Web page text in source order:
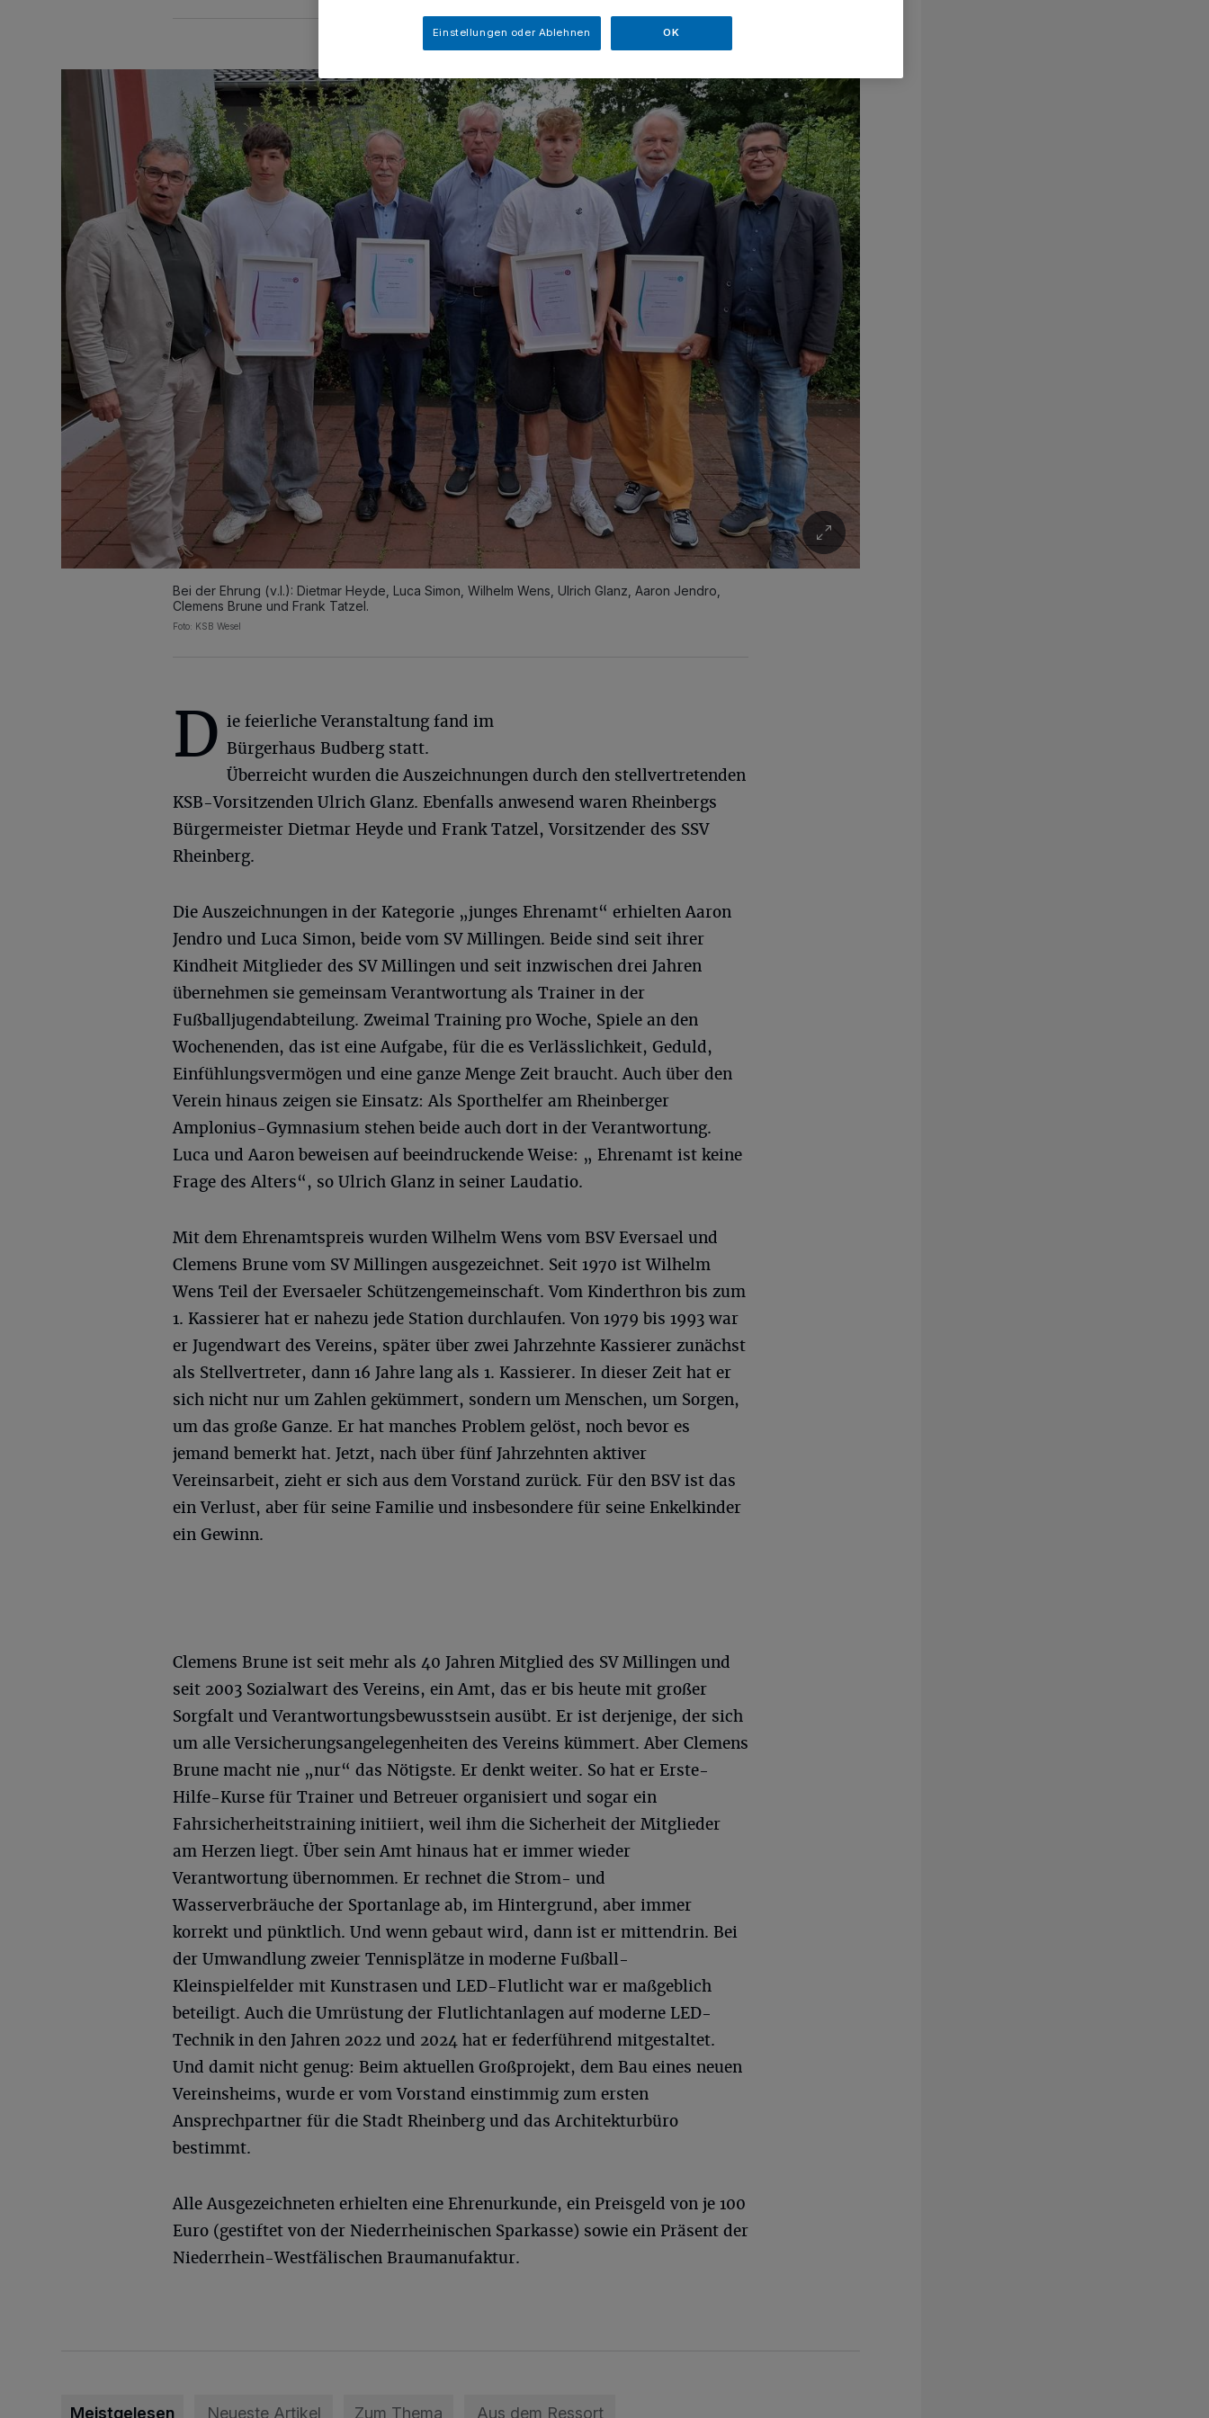
Bei der Ehrung (v.l.): Dietmar Heyde, Luca Simon, Wilhelm Wens, Ulrich Glanz, Aaron Jendro,
Clemens Brune und Frank Tatzel.
Foto: KSB Wesel
D ie feierliche Veranstaltung fand im
Bürgerhaus Budberg statt.
Überreicht wurden die Auszeichnungen durch den stellvertretenden
KSB-Vorsitzenden Ulrich Glanz. Ebenfalls anwesend waren Rheinbergs
Bürgermeister Dietmar Heyde und Frank Tatzel, Vorsitzender des SSV
Rheinberg.
Die Auszeichnungen in der Kategorie „junges Ehrenamt“ erhielten Aaron
Jendro und Luca Simon, beide vom SV Millingen. Beide sind seit ihrer
Kindheit Mitglieder des SV Millingen und seit inzwischen drei Jahren
übernehmen sie gemeinsam Verantwortung als Trainer in der
Fußballjugendabteilung. Zweimal Training pro Woche, Spiele an den
Wochenenden, das ist eine Aufgabe, für die es Verlässlichkeit, Geduld,
Einfühlungsvermögen und eine ganze Menge Zeit braucht. Auch über den
Verein hinaus zeigen sie Einsatz: Als Sporthelfer am Rheinberger
Amplonius-Gymnasium stehen beide auch dort in der Verantwortung.
Luca und Aaron beweisen auf beeindruckende Weise: „ Ehrenamt ist keine
Frage des Alters“, so Ulrich Glanz in seiner Laudatio.
Mit dem Ehrenamtspreis wurden Wilhelm Wens vom BSV Eversael und
Clemens Brune vom SV Millingen ausgezeichnet. Seit 1970 ist Wilhelm
Wens Teil der Eversaeler Schützengemeinschaft. Vom Kinderthron bis zum
1. Kassierer hat er nahezu jede Station durchlaufen. Von 1979 bis 1993 war
er Jugendwart des Vereins, später über zwei Jahrzehnte Kassierer zunächst
als Stellvertreter, dann 16 Jahre lang als 1. Kassierer. In dieser Zeit hat er
sich nicht nur um Zahlen gekümmert, sondern um Menschen, um Sorgen,
um das große Ganze. Er hat manches Problem gelöst, noch bevor es
jemand bemerkt hat. Jetzt, nach über fünf Jahrzehnten aktiver
Vereinsarbeit, zieht er sich aus dem Vorstand zurück. Für den BSV ist das
ein Verlust, aber für seine Familie und insbesondere für seine Enkelkinder
ein Gewinn.
Clemens Brune ist seit mehr als 40 Jahren Mitglied des SV Millingen und
seit 2003 Sozialwart des Vereins, ein Amt, das er bis heute mit großer
Sorgfalt und Verantwortungsbewusstsein ausübt. Er ist derjenige, der sich
um alle Versicherungsangelegenheiten des Vereins kümmert. Aber Clemens
Brune macht nie „nur“ das Nötigste. Er denkt weiter. So hat er Erste-
Hilfe-Kurse für Trainer und Betreuer organisiert und sogar ein
Fahrsicherheitstraining initiiert, weil ihm die Sicherheit der Mitglieder
am Herzen liegt. Über sein Amt hinaus hat er immer wieder
Verantwortung übernommen. Er rechnet die Strom- und
Wasserverbräuche der Sportanlage ab, im Hintergrund, aber immer
korrekt und pünktlich. Und wenn gebaut wird, dann ist er mittendrin. Bei
der Umwandlung zweier Tennisplätze in moderne Fußball-
Kleinspielfelder mit Kunstrasen und LED-Flutlicht war er maßgeblich
beteiligt. Auch die Umrüstung der Flutlichtanlagen auf moderne LED-
Technik in den Jahren 2022 und 2024 hat er federführend mitgestaltet.
Und damit nicht genug: Beim aktuellen Großprojekt, dem Bau eines neuen
Vereinsheims, wurde er vom Vorstand einstimmig zum ersten
Ansprechpartner für die Stadt Rheinberg und das Architekturbüro
bestimmt.
Alle Ausgezeichneten erhielten eine Ehrenurkunde, ein Preisgeld von je 100
Euro (gestiftet von der Niederrheinischen Sparkasse) sowie ein Präsent der
Niederrhein-Westfälischen Braumanufaktur.
Meistgelesen Neueste Artikel Zum Thema Aus dem Ressort
Einstellungen oder Ablehnen OK